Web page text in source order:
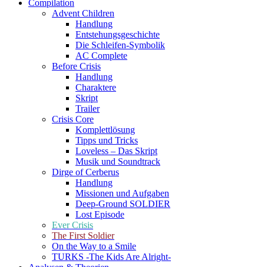
Compilation
Advent Children
Handlung
Entstehungsgeschichte
Die Schleifen-Symbolik
AC Complete
Before Crisis
Handlung
Charaktere
Skript
Trailer
Crisis Core
Komplettlösung
Tipps und Tricks
Loveless – Das Skript
Musik und Soundtrack
Dirge of Cerberus
Handlung
Missionen und Aufgaben
Deep-Ground SOLDIER
Lost Episode
Ever Crisis
The First Soldier
On the Way to a Smile
TURKS -The Kids Are Alright-